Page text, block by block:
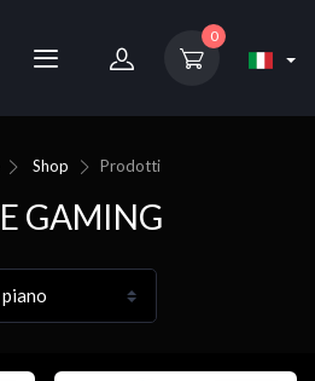
0
Shop Prodotti
GAMING